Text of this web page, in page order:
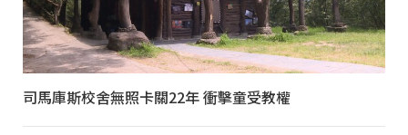
司馬庫斯校舍無照卡關22年 衝擊童受教權